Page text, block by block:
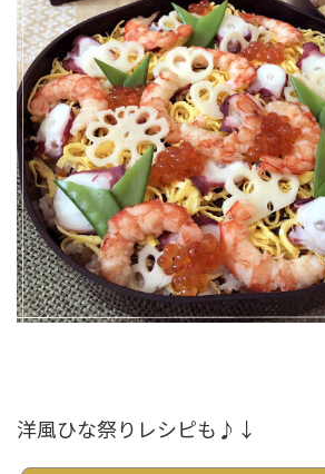
洋風ひな祭りレシピも♪↓